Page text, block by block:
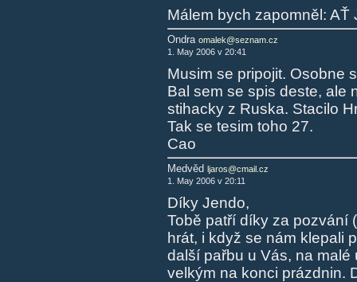
Málem bych zapomněl:
Ondra omalek@seznam.cz
1. May 2006 v 20:41
Musim se pripojit. Osobne
Bal sem se spis deste, ale
stihacky z Ruska. Stacilo
Tak se tesim toho 27.
Cao
Medvěd ljaros@cmail.cz
1. May 2006 v 20:11
Díky Jendo,
Tobě patří díky za pozvání
hrát, i když se nám klepali
další pařbu u Vás, na
velkým na konci prázdnin.